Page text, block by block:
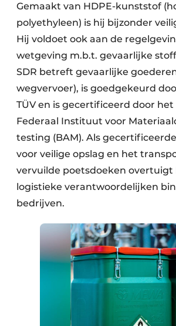
Gemaakt van HDPE-kunststof
polyethyleen) is hij bijzonder
Hij voldoet ook aan de
wetgeving m.b.t. gevaarlijke
SDR betreft gevaarlijke
wegvervoer), is goedgekeurd
TÜV en is gecertificeerd door het
Federaal Instituut voor
testing (BAM). Als
voor veilige opslag en het
vervuilde poetsdoeken overtuigt
logistieke verantwoordelijken
bedrijven.